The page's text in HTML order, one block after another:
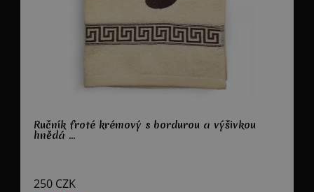
Ručník froté krémový s bordurou a výšivkou
hnědá ...
250 CZK